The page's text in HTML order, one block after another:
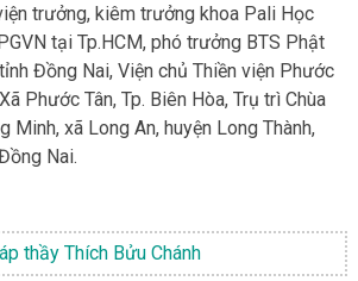
trưởng, kiêm trưởng khoa Pali Học
tại Tp.HCM, phó trưởng BTS Phật
Đồng Nai, Viện chủ Thiền viện Phước
Phước Tân, Tp. Biên Hòa, Trụ trì Chùa
Minh, xã Long An, huyện Long Thành,
Nai.
thầy Thích Bửu Chánh